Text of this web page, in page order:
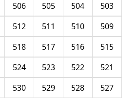
503
504
505
506
509
510
511
512
515
516
517
518
521
522
523
524
527
528
529
530